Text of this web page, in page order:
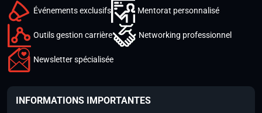
Événements exclusifs Mentorat personnalisé
Outils gestion carrière Networking professionnel
Newsletter spécialisée
INFORMATIONS IMPORTANTES